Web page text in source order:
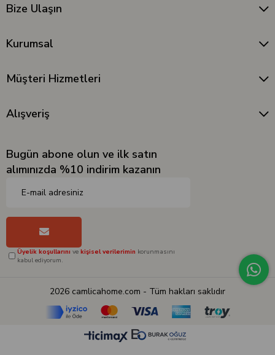
Bize Ulaşın
Kurumsal
Müşteri Hizmetleri
Alışveriş
Bugün abone olun ve ilk satın
alımınızda %10 indirim kazanın
Üyelik koşullarını ve kişisel verilerimin korunmasını
kabul ediyorum.
2026 camlicahome.com - Tüm hakları saklıdır